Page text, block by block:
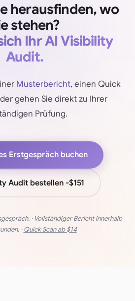
herausfinden, wo
stehen?
Ihr AI Visibility
Audit.
Musterbericht, einen Quick
gehen Sie direkt zu Ihrer
Prüfung.
Erstgespräch buchen
Audit bestellen -$151
· Vollständiger Bericht innerhalb
·Quick Scan ab$14